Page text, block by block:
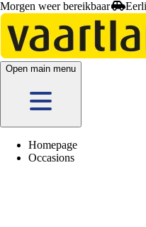
Morgen weer bereikbaar
Open main menu
Homepage
Occasions